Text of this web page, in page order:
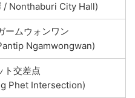
Nonthaburi City Hall)
ームウォンワン
Ngamwongwan)
ト交差点
Phet Intersection)